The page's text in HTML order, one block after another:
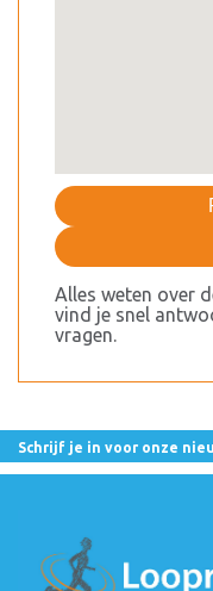
Alles weten over
vind je snel
vragen.
Schrijf je in voor onze